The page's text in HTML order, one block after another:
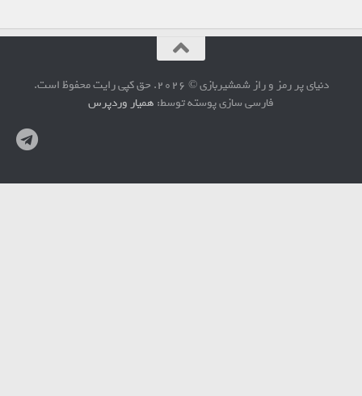
دنیای پر رمز و راز شمشیربازی © 2026. حق کپی رایت محفوظ است.
فارسی سازی پوسته توسط:همیار وردپرس